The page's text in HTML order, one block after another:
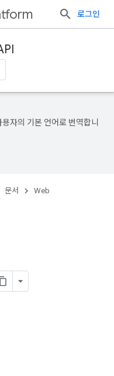
로그인
자의 기본 언어로 번역합니
문서
Web